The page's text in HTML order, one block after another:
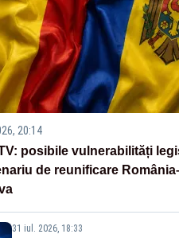
20:14
posibile vulnerabilități
de reunificare
31 iul. 2026, 18:33